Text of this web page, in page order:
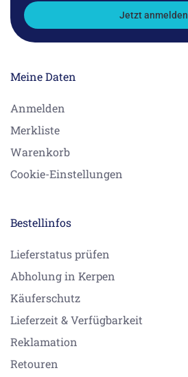
Jetzt anmelden
Meine Daten
Anmelden
Merkliste
Warenkorb
Cookie-Einstellungen
Bestellinfos
Lieferstatus prüfen
Abholung in Kerpen
Käuferschutz
Lieferzeit & Verfügbarkeit
Reklamation
Retouren